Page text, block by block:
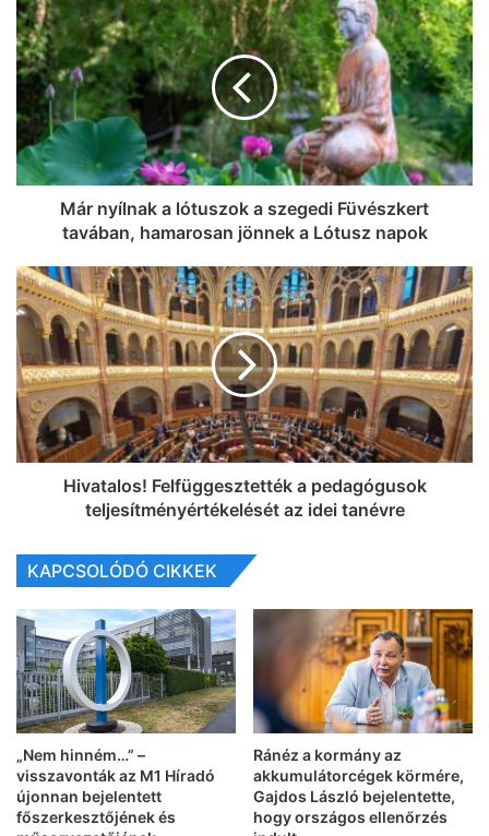
Már nyílnak a lótuszok a szegedi Füvészkert
tavában, hamarosan jönnek a Lótusz napok
Hivatalos! Felfüggesztették a pedagógusok
teljesítményértékelését az idei tanévre
KAPCSOLÓDÓ CIKKEK
„Nem hinném…” –
visszavonták az M1 Híradó
újonnan bejelentett
főszerkesztőjének és
Ránéz a kormány az
akkumulátorcégek körmére,
Gajdos László bejelentette,
hogy országos ellenőrzés